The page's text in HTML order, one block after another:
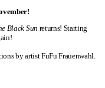
Black Sun returns! Starting
by artist FuFu Frauenwahl.